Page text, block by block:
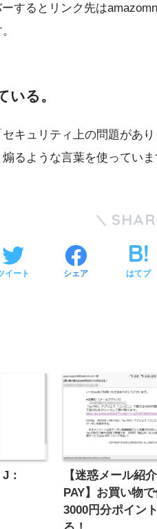
するとリンク先は
いる。
キュリティ上の問題があ
るような言葉を使ってい
イート シェア はてブ
：
【迷惑メール紹
PAY】お買い物
3000円分ポイン